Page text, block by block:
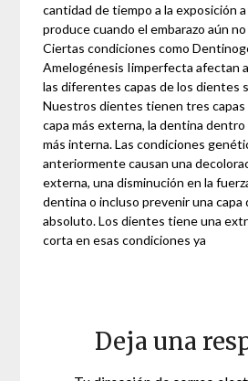
cantidad de tiempo a la exposición
produce cuando el embarazo aún
Ciertas condiciones como
Amelogénesis Iimperfecta afectan
las diferentes capas de los dientes
Nuestros dientes tienen tres capas
capa más externa, la dentina dentro
más interna. Las condiciones
anteriormente causan una
externa, una disminución en la
dentina o incluso prevenir una capa
absoluto. Los dientes tiene una
corta en esas condiciones ya
Deja una